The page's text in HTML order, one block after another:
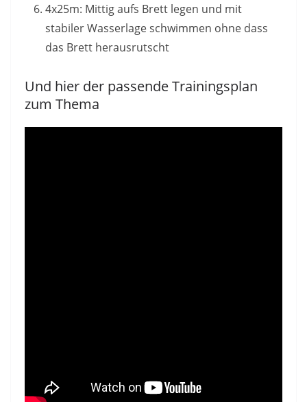
4x25m: Mittig aufs Brett legen und mit
stabiler Wasserlage schwimmen ohne dass
das Brett herausrutscht
Und hier der passende Trainingsplan
zum Thema